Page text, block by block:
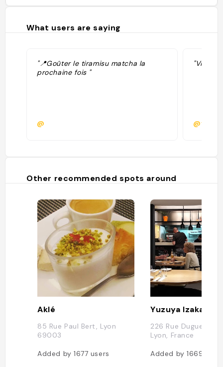
What users are saying
"📍Goûter le tiramisu matcha la
prochaine fois "
@
"Via
Other recommended spots around
Aklé
85 Rue Paul Bert, Lyon
69003
Added by1677 users
Yuzuya Izakaya
226 Rue
Lyon, France
Added by1669